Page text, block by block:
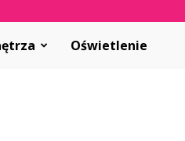
Oświetlenie